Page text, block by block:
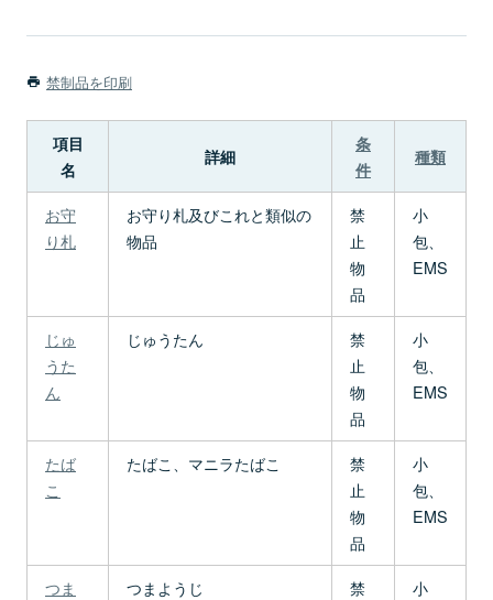
禁制品を印刷
項目
名
詳細
条
件
種類
お守
り札
お守り札及びこれと類似の
物品
禁
止
物
品
小
包、
EMS
じゅ
うた
ん
じゅうたん
禁
止
物
品
小
包、
EMS
たば
こ
たばこ、マニラたばこ
禁
止
物
品
小
包、
EMS
つま
つまようじ
禁
小